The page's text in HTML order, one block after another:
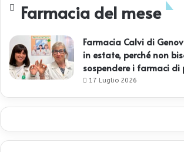
Farmacia del mese
Farmacia Calvi di
in estate, perché non
sospendere i farmaci
17 Luglio 2026